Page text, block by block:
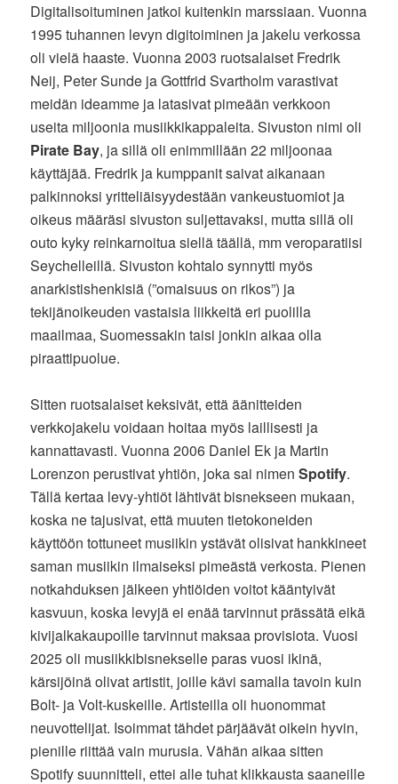
Digitalisoituminen jatkoi kuitenkin marssiaan. Vuonna
1995 tuhannen levyn digitoiminen ja jakelu verkossa
oli vielä haaste. Vuonna 2003 ruotsalaiset Fredrik
Neij, Peter Sunde ja Gottfrid Svartholm varastivat
meidän ideamme ja latasivat pimeään verkkoon
useita miljoonia musiikkikappaleita. Sivuston nimi oli
Pirate Bay, ja sillä oli enimmillään 22 miljoonaa
käyttäjää. Fredrik ja kumppanit saivat aikanaan
palkinnoksi yritteliäisyydestään vankeustuomiot ja
oikeus määräsi sivuston suljettavaksi, mutta sillä oli
outo kyky reinkarnoitua siellä täällä, mm veroparatiisi
Seychelleillä. Sivuston kohtalo synnytti myös
anarkistishenkisiä (”omaisuus on rikos”) ja
tekijänoikeuden vastaisia liikkeitä eri puolilla
maailmaa, Suomessakin taisi jonkin aikaa olla
piraattipuolue.
Sitten ruotsalaiset keksivät, että äänitteiden
verkkojakelu voidaan hoitaa myös laillisesti ja
kannattavasti. Vuonna 2006 Daniel Ek ja Martin
Lorenzon perustivat yhtiön, joka sai nimenSpotify.
Tällä kertaa levy-yhtiöt lähtivät bisnekseen mukaan,
koska ne tajusivat, että muuten tietokoneiden
käyttöön tottuneet musiikin ystävät olisivat hankkineet
saman musiikin ilmaiseksi pimeästä verkosta. Pienen
notkahduksen jälkeen yhtiöiden voitot kääntyivät
kasvuun, koska levyjä ei enää tarvinnut prässätä eikä
kivijalkakaupoille tarvinnut maksaa provisiota. Vuosi
2025 oli musiikkibisnekselle paras vuosi ikinä,
kärsijöinä olivat artistit, joille kävi samalla tavoin kuin
Bolt- ja Volt-kuskeille. Artisteilla oli huonommat
neuvottelijat. Isoimmat tähdet pärjäävät oikein hyvin,
pienille riittää vain murusia. Vähän aikaa sitten
Spotify suunnitteli, ettei alle tuhat klikkausta saaneille